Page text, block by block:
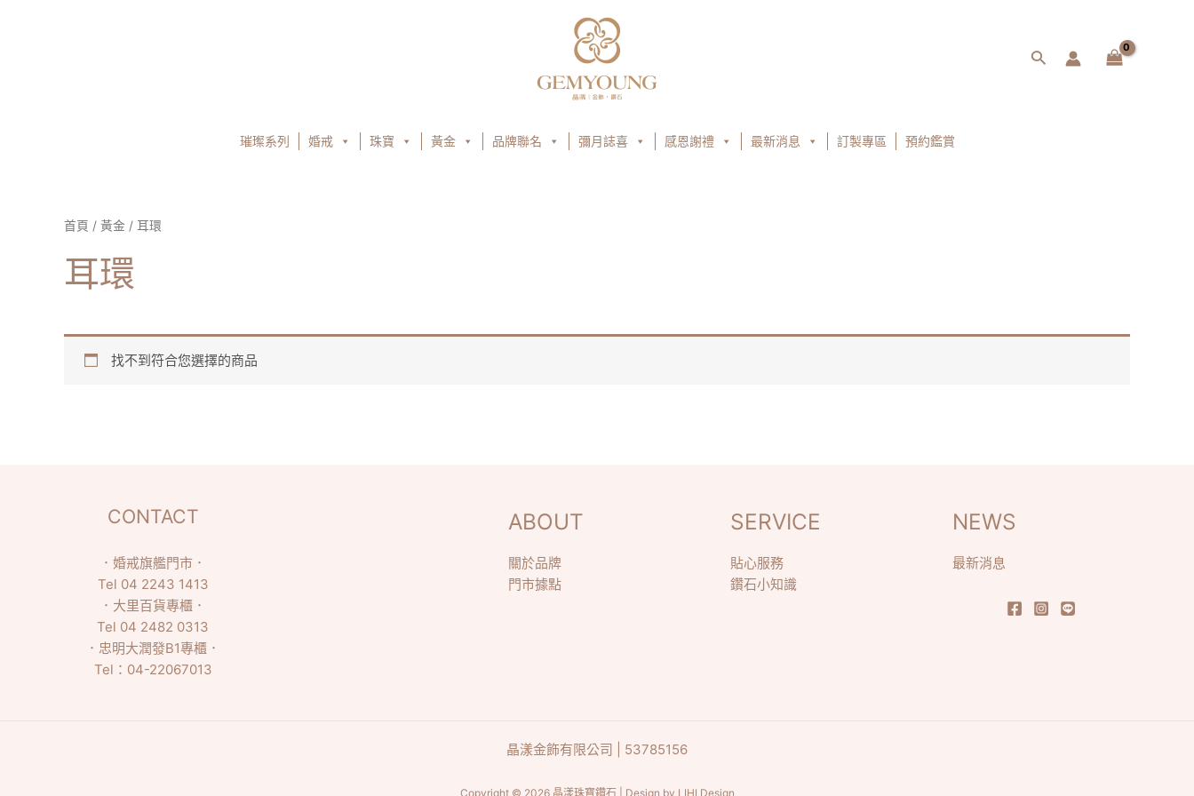
搜
璀璨系列 婚戒 珠寶 黃金 品牌聯名 彌月誌喜 感恩謝禮 最新消息 訂製專區 預約鑑賞
首頁 / 黃金 / 耳環
耳環
找不到符合您選擇的商品
CONTACT
． 婚戒旗艦門市 ．
Tel 04 2243 1413
． 大里百貨專櫃 ．
Tel 04 2482 0313
． 忠明大潤發B1專櫃 ．
Tel： 04-22067013
ABOUT
關於品牌
門市據點
SERVICE
貼心服務
鑽石小知識
NEWS
最新消息
晶漾金飾有限公司 | 53785156
Copyright © 2026 晶漾珠寶鑽石 | Design by LIHI Design